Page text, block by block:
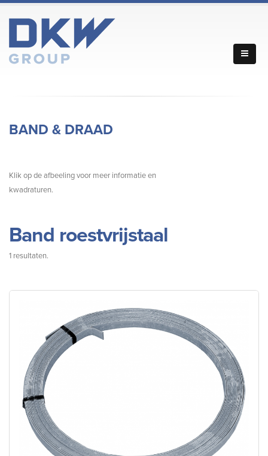
BAND & DRAAD
Klik op de afbeeling voor meer informatie en
kwadraturen.
Band roestvrijstaal
1 resultaten.